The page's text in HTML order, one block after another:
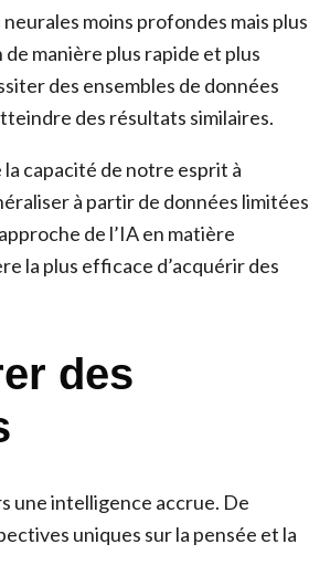
moins profondes mais plus
manière plus rapide et plus
des ensembles de données
des résultats similaires.
capacité de notre esprit à
à partir de données limitées
de l’IA en matière
la plus efficace d’acquérir des
des
une intelligence accrue. De
uniques sur la pensée et la